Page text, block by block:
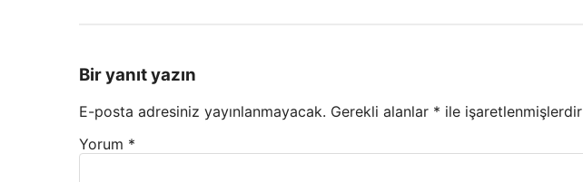
Bir yanıt yazın
E-posta adresiniz yayınlanmayacak. Gerekli alanlar * ile işaretlenmişlerdir
Yorum *